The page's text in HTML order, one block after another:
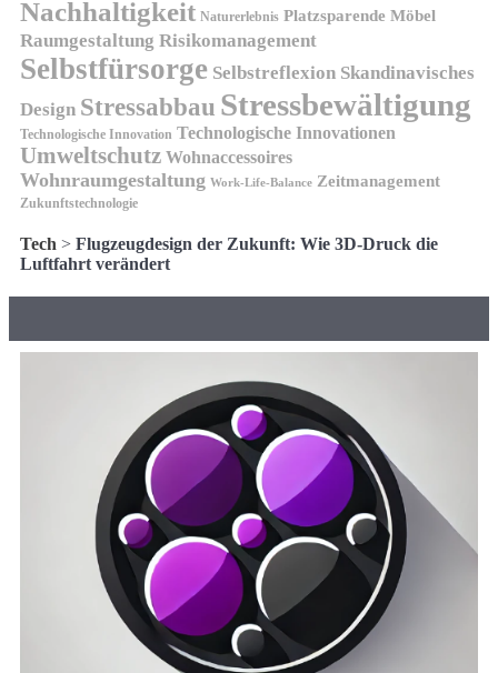
Nachhaltigkeit Naturerlebnis Platzsparende Möbel
Raumgestaltung Risikomanagement
Selbstfürsorge Selbstreflexion Skandinavisches
Design Stressabbau Stressbewältigung
Technologische Innovation Technologische Innovationen
Umweltschutz Wohnaccessoires
Wohnraumgestaltung Work-Life-Balance Zeitmanagement
Zukunftstechnologie
Tech > Flugzeugdesign der Zukunft: Wie 3D-Druck die
Luftfahrt verändert